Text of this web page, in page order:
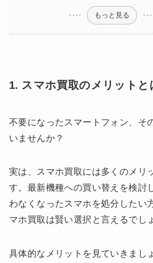
もっと見る
1. スマホ買取のメリットと
不要になったスマートフォン、そ
いませんか？
実は、スマホ買取には多くのメリ
す。最新機種への買い替えを検討
わなくなったスマホを処分したい
マホ買取は賢い選択と言えるでし
具体的なメリットを見ていきまし